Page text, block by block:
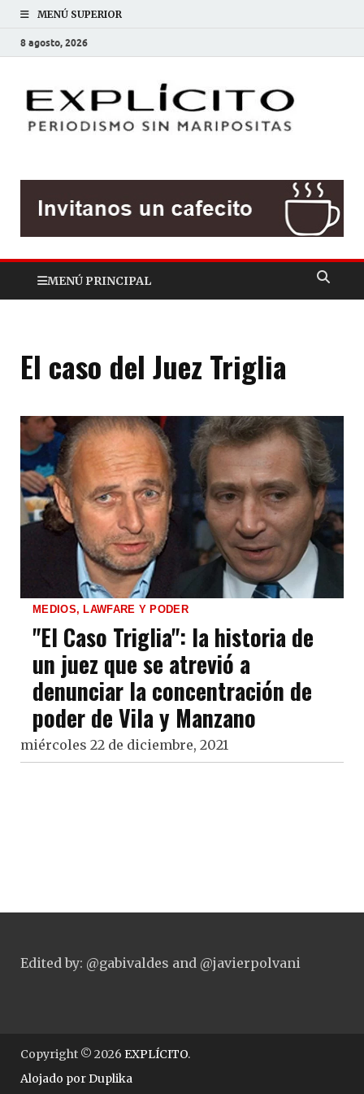
MENÚ SUPERIOR
8 agosto, 2026
MENÚ PRINCIPAL
El caso del Juez Triglia
MEDIOS, LAWFARE Y PODER
"El Caso Triglia": la historia de
un juez que se atrevió a
denunciar la concentración de
poder de Vila y Manzano
miércoles 22 de diciembre, 2021
Edited by: @gabivaldes and @javierpolvani
Copyright © 2026 EXPLÍCITO.
Alojado porDuplika